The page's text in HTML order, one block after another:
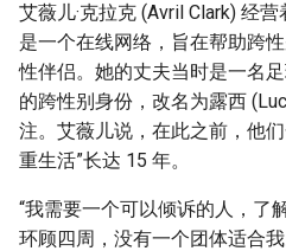
艾薇儿·克拉克 (Avril Clark) 经
是一个在线网络，旨在帮助跨
性伴侣。她的丈夫当时是一名
的跨性别身份，改名为露西
注。艾薇儿说，在此之前，他
重生活”长达 15 年。
“我需要一个可以倾诉的人，了
环顾四周，没有一个团体适合